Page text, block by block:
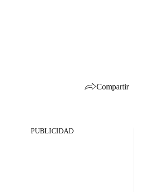
Compartir
PUBLICIDAD